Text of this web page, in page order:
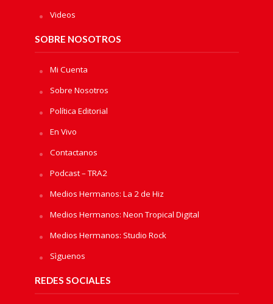
Videos
SOBRE NOSOTROS
Mi Cuenta
Sobre Nosotros
Política Editorial
En Vivo
Contactanos
Podcast – TRA2
Medios Hermanos: La 2 de Hiz
Medios Hermanos: Neon Tropical Digital
Medios Hermanos: Studio Rock
Sìguenos
REDES SOCIALES